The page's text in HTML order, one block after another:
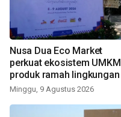
Nusa Dua Eco Market
perkuat ekosistem UMKM
produk ramah lingkungan
Minggu, 9 Agustus 2026